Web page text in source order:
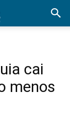
cai
menos